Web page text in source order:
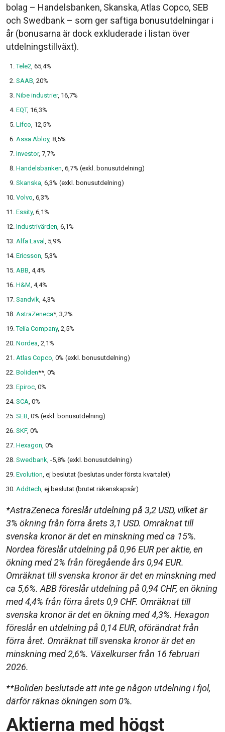
bolag – Handelsbanken, Skanska, Atlas Copco, SEB
och Swedbank – som ger saftiga bonusutdelningar i
år (bonusarna är dock exkluderade i listan över
utdelningstillväxt).
Tele2, 65,4%
SAAB, 20%
Nibe industrier, 16,7%
EQT, 16,3%
Lifco, 12,5%
Assa Abloy, 8,5%
Investor, 7,7%
Handelsbanken, 6,7% (exkl. bonusutdelning)
Skanska, 6,3% (exkl. bonusutdelning)
Volvo, 6,3%
Essity, 6,1%
Industrivärden, 6,1%
Alfa Laval , 5,9%
Ericsson, 5,3%
ABB, 4,4%
H&M, 4,4%
Sandvik, 4,3%
AstraZeneca*, 3,2%
Telia Company, 2,5%
Nordea, 2,1%
Atlas Copco, 0% (exkl. bonusutdelning)
Boliden**, 0%
Epiroc, 0%
SCA, 0%
SEB, 0% (exkl. bonusutdelning)
SKF, 0%
Hexagon, 0%
Swedbank, -5,8% (exkl. bonusutdelning)
Evolution, ej beslutat (beslutas under första kvartalet)
Addtech, ej beslutat (brutet räkenskapsår)
*AstraZeneca föreslår utdelning på 3,2 USD, vilket är
3% ökning från förra årets 3,1 USD. Omräknat till
svenska kronor är det en minskning med ca 15%.
Nordea föreslår utdelning på 0,96 EUR per aktie, en
ökning med 2% från föregående års 0,94 EUR.
Omräknat till svenska kronor är det en minskning med
ca 5,6%. ABB föreslår utdelning på 0,94 CHF, en ökning
med 4,4% från förra årets 0,9 CHF. Omräknat till
svenska kronor är det en ökning med 4,3%. Hexagon
föreslår en utdelning på 0,14 EUR, oförändrat från
förra året. Omräknat till svenska kronor är det en
minskning med 2,6%. Växelkurser från 16 februari
2026.
**Boliden beslutade att inte ge någon utdelning i fjol,
därför räknas ökningen som 0%.
Aktierna med högst